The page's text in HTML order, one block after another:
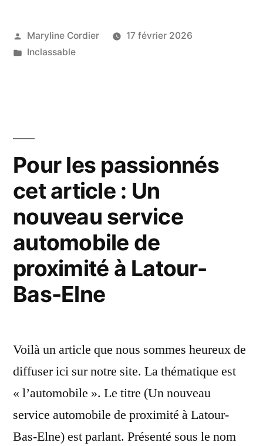
Paris
t’as
jamais
vu
Massy-
Palaiseau
#sncf
#idfm
#train »
Publié
par
Maryline Cordier
17 février 2026
Publié
Inclassable
Pour les passionnés
cet article : Un
nouveau service
automobile de
proximité à Latour-
Bas-Elne
Voilà un article que nous sommes heureux de
diffuser ici sur notre site. La thématique est
« l’automobile ». Le titre (Un nouveau
service automobile de proximité à Latour-
Bas-Elne) est parlant. Présenté sous le nom